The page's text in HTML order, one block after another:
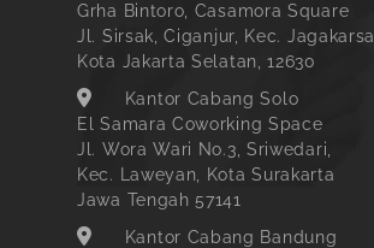
Grha Bintoro, Casamora Square
Jl. Sirsak, Ciganjur, Kec. Jagakarsa,
Kota Jakarta Selatan, 12630
Kantor Cabang Solo
El Samara Coworking Space
Jl. Wora Wari No.3, Sriwedari,
Kec. Laweyan, Kota Surakarta
Jawa Tengah 57141
Kantor Cabang Bandung